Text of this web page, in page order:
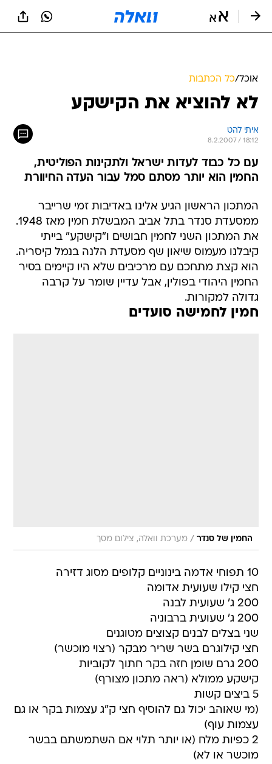
אוכל/כל הכתבות
לא להוציא את הקישקע
איתי להט
8.2.2007 / 18:12
עם כל כבוד לעדות ישראל ולתקינות הפוליטית,
החמין הוא יותר מסתם סמל עבור העדה החיוורת
המתכון הראשון הגיע אלינו באדיבות זמי שרייבר
ממסעדת סנדר בתל אביב המבשלת חמין מאז 1948.
את המתכון השני לחמין חבושים ו"קישקע" בייתי
קיבלנו מעמוס שיאון שף מסעדת הלנה בנמל קיסריה.
הוא קצת מתחכם עם מרכיבים שלא היו קיימים בסיר
החמין היהודי בפולין, אבל עדיין שומר על קרבה
גדולה למקורות.
חמין לחמישה סועדים
החמין של סנדר / מערכת וואלה, צילום מסך
10 תפוחי אדמה בינוניים קלופים מסוג דזירה
חצי קילו שעועית אדומה
200 ג' שעועית לבנה
200 ג' שעועית ברבוניה
שני בצלים לבנים קצוצים מטוגנים
חצי קילוגרם בשר שריר מבקר (רצוי מוכשר)
200 גרם שומן חזה בקר חתוך לקוביות
קישקע ממולא (ראה מתכון מצורף)
5 ביצים קשות
(מי שאוהב יכול גם להוסיף חצי ק"ג עצמות בקר או גם
עצמות עוף)
2 כפיות מלח (או יותר תלוי אם השתמשתם בבשר
מוכשר או לא)